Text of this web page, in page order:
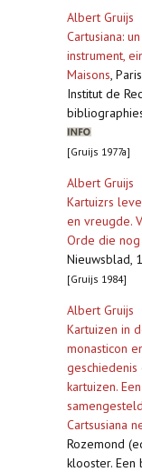
Albert Gruijs
Cartusiana:
instrument,
Maisons,
Institut de
[Gruijs 1977a]
Albert Gruijs
Kartuizrs
en vreugde.
Orde die
Nieuwsblad,
[Gruijs 1984]
Albert Gruijs
Kartuizen in
monasticon
kartuizen.
Cartsusiana
Rozemond
klooster. Een